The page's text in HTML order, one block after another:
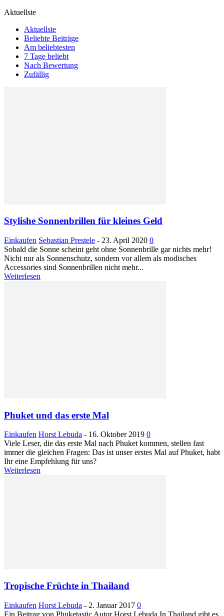
Aktuellste
Aktuellste
Beliebte Beiträge
Am beliebtesten
7 Tage beliebt
Nach Bewertung
Zufällig
Stylishe Sonnenbrillen für kleines Geld
Einkaufen Sebastian Prestele - 23. April 2020 0
Sobald die Sonne scheint geht ohne Sonnenbrille gar nichts mehr!
Nicht nur als Sonnenschutz, sondern vor allem als modisches
Accessories sind Sonnenbrillen nicht mehr...
Weiterlesen
Phuket und das erste Mal
Einkaufen Horst Lebuda - 16. Oktober 2019 0
Viele Leser, die das erste Mal nach Phuket kommen, stellen fast
immer die gleichen Fragen: Das ist unser erstes Mal auf Phuket, habt
Ihr eine Empfehlung für uns?
Weiterlesen
Tropische Früchte in Thailand
Einkaufen Horst Lebuda - 2. Januar 2017 0
Ein Beitrag von Phuketastic Autor Horst Lebuda In Thailand gibt es